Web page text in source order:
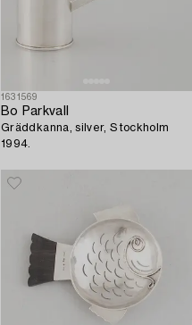
1631569
Bo Parkvall
Gräddkanna, silver, Stockholm
1994.